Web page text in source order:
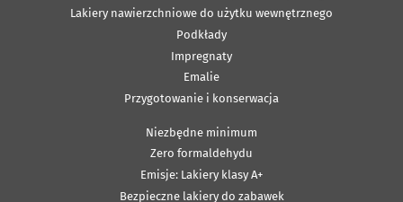
Lakiery nawierzchniowe do użytku wewnętrznego
Podkłady
Impregnaty
Emalie
Przygotowanie i konserwacja
Niezbędne minimum
Zero formaldehydu
Emisje: Lakiery klasy A+
Bezpieczne lakiery do zabawek